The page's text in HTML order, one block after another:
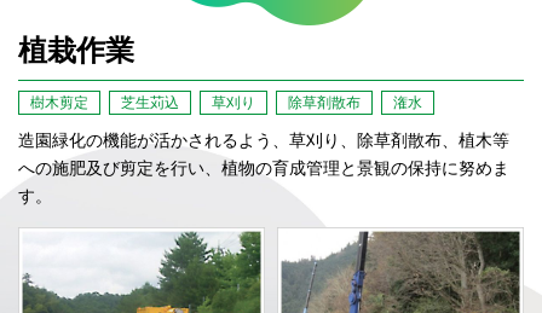
植栽作業
樹木剪定 芝生苅込 草刈り 除草剤散布 潅水
造園緑化の機能が活かされるよう、草刈り、除草剤散布、植木等
への施肥及び剪定を行い、植物の育成管理と景観の保持に努めま
す。